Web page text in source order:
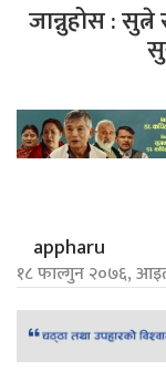
जान्नुहोस :
appharu
१८ फाल्गुन २०७६,